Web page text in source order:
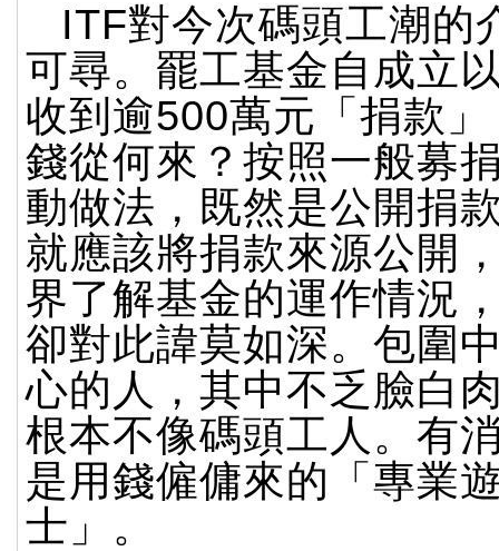
ITF對今次碼頭工潮的
可尋。罷工基金自成立
收到逾500萬元「捐款
錢從何來？按照一般募
動做法，既然是公開捐
就應該將捐款來源公開
界了解基金的運作情況
卻對此諱莫如深。包圍
心的人，其中不乏臉白
根本不像碼頭工人。有
是用錢僱傭來的「專業
士」。